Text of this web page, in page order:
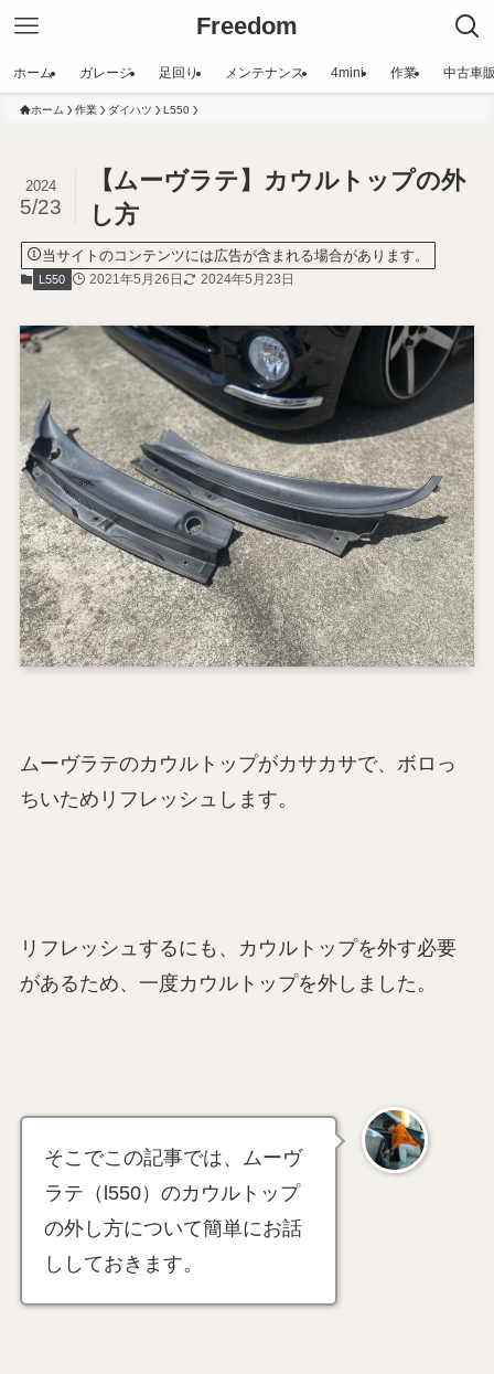
Freedom
ホーム ガレージ 足回り メンテナンス 4mini 作業 中古車
ホーム 作業 ダイハツ L550
【ムーヴラテ】カウルトップの外
し方
2024
5/23
当サイトのコンテンツには広告が含まれる場合があります。
L550 2021年5月26日 2024年5月23日
ムーヴラテのカウルトップがカサカサで、ボロっ
ちいためリフレッシュします。
リフレッシュするにも、カウルトップを外す必要
があるため、一度カウルトップを外しました。
そこでこの記事では、ムーヴ
ラテ（l550）のカウルトップ
の外し方について簡単にお話
ししておきます。